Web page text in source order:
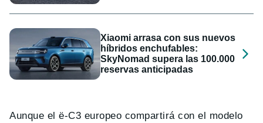
Xiaomi arrasa con sus nuevos
híbridos enchufables:
SkyNomad supera las 100.000
reservas anticipadas
Aunque el ë-C3 europeo compartirá con el modelo